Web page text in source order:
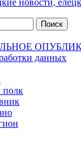
новости,
данных
полк